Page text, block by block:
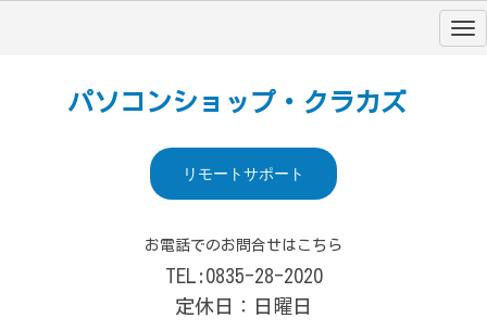
パソコンショップ・クラカズ
リモートサポート
お電話でのお問合せはこちら
TEL:0835-28-2020
定休日：日曜日